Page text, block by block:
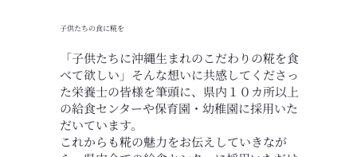
​子供たちの食に糀を
「子供たちに沖縄生まれのこだわりの糀を食
べて欲しい」そんな想いに共感してくださっ
た栄養士の皆様を筆頭に、県内１０カ所以上
の給食センターや保育園・幼稚園に採用いた
だいています。
​これからも糀の魅力をお伝えしていきなが